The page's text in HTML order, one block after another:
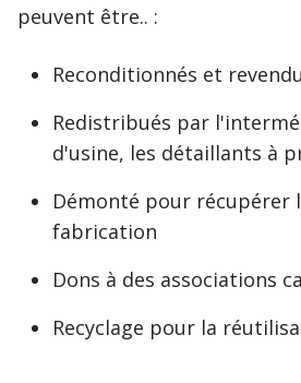
peuvent être.. :
Reconditionnés et
Redistribués par
d'usine, les détaillants à
Démonté pour récupérer
fabrication
Dons à des associations
Recyclage pour la